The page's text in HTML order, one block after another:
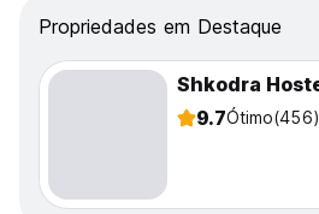
Propriedades em Destaque
9.7Ótimo(456)